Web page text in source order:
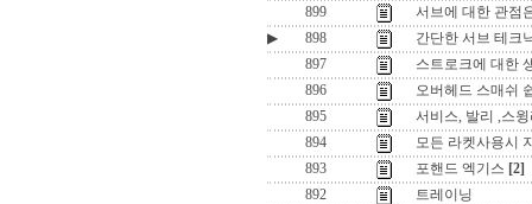
899
서브에 대한 관점
▶
898
간단한 서브 테크
897
스트로크에 대한
896
오버헤드 스매쉬
895
서비스, 발리 ,스
894
모든 라켓사용시
893
포핸드 엑기스 [2]
892
트레이닝